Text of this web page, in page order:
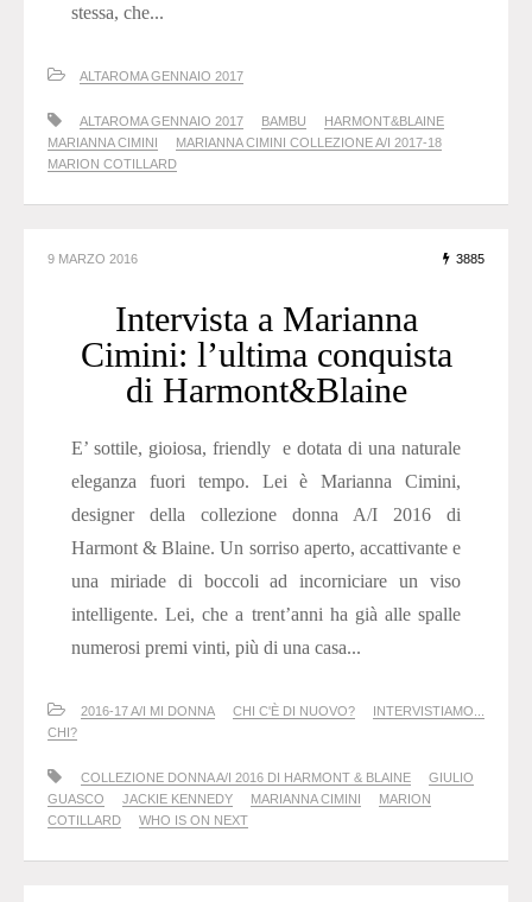
stessa, che...
ALTAROMA GENNAIO 2017
ALTAROMA GENNAIO 2017 BAMBU
HARMONT&BLAINE
MARIANNA CIMINI
MARIANNA CIMINI COLLEZIONE A/I 2017-18
MARION COTILLARD
9 MARZO 2016 3885
Intervista a Marianna
Cimini: l’ultima conquista
di Harmont&Blaine
E’ sottile, gioiosa, friendly e dotata di una naturale
eleganza fuori tempo. Lei è Marianna Cimini,
designer della collezione donna A/I 2016 di
Harmont & Blaine. Un sorriso aperto, accattivante e
una miriade di boccoli ad incorniciare un viso
intelligente. Lei, che a trent’anni ha già alle spalle
numerosi premi vinti, più di una casa...
2016-17 A/I MI DONNA CHI C'È DI NUOVO?
INTERVISTIAMO...
CHI?
COLLEZIONE DONNA A/I 2016 DI HARMONT & BLAINE
GIULIO
GUASCO
JACKIE KENNEDY MARIANNA CIMINI
MARION
COTILLARD
WHO IS ON NEXT